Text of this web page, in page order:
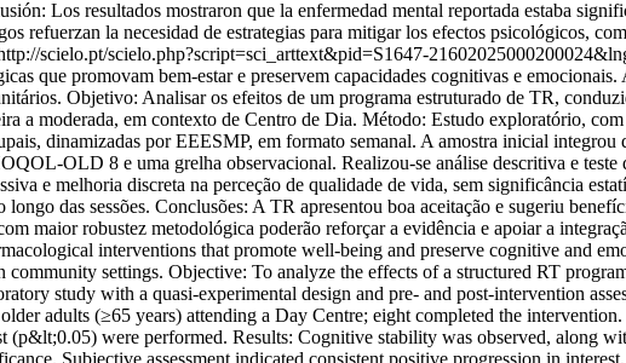
Los resultados mostraron que la enfermedad mental reportada estaba
refuerzan la necesidad de estrategias para mitigar los efectos psicológicos,
scielo.pt/scielo.php?script=sci_arttext&pid=S1647-
que promovam bem-estar e preservem capacidades cognitivas e
Objetivo: Analisar os efeitos de um programa estruturado de TR,
a moderada, em contexto de Centro de Dia. Método: Estudo exploratório,
dinamizadas por EEESMP, em formato semanal. A amostra inicial
OLD 8 e uma grelha observacional. Realizou-se análise descritiva e
e melhoria discreta na perceção de qualidade de vida, sem significância
das sessões. Conclusões: A TR apresentou boa aceitação e sugeriu
maior robustez metodológica poderão reforçar a evidência e apoiar a
interventions that promote well-being and preserve cognitive and
settings. Objective: To analyze the effects of a structured RT
study with a quasi-experimental design and pre- and post-intervention
adults (≥65 years) attending a Day Centre; eight completed the
were performed. Results: Cognitive stability was observed, along
Subjective assessment indicated consistent positive progression in